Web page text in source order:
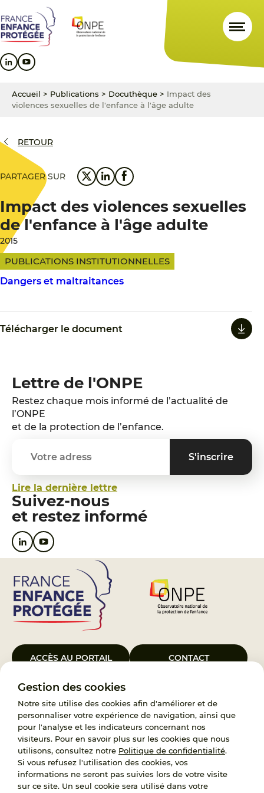
Gestion des cookies
Notre site utilise des cookies afin d'améliorer et de
personnaliser votre expérience de navigation, ainsi que
pour l'analyse et les indicateurs concernant nos
visiteurs. Pour en savoir plus sur les cookies que nous
utilisons, consultez notre Politique de confidentialité.
Si vous refusez l'utilisation des cookies, vos
informations ne seront pas suivies lors de votre visite
sur ce site. Un seul cookie sera utilisé dans votre
au
contenu
principal
au
menu
principal
au
pied
de
Accueil > Publications > Docuthèque > Impact des
violences sexuelles de l'enfance à l'âge adulte
RETOUR
PARTAGER SUR
Impact des violences sexuelles
de l'enfance à l'âge adulte
2015
PUBLICATIONS INSTITUTIONNELLES
Dangers et maltraitances
Télécharger le document
Lettre de l'ONPE
Restez chaque mois informé de l’actualité de
l’ONPE
et de la protection de l’enfance.
Lire la dernière lettre
Suivez-nous
et restez informé
ACCÈS AU PORTAIL CONTACT
Le Groupement d’Intérêt Public France Enfance Protégée, créé le 5
janvier 2023, a pour objet d’assurer les missions de service public du
119, d’accompagnement des adoptants et de traitement des
demandes d’accès aux origines personnelles. France Enfance
Protégée est également un observatoire et une ressource pour
l’ensemble des professionnels, ainsi qu’un appui à l’élaboration de la
politique publique à travers le soutien à l’activité des conseils
nationaux.